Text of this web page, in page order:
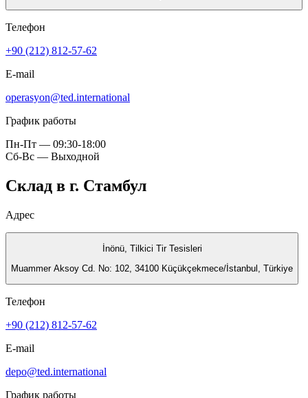
Телефон
+90 (212) 812-57-62
E-mail
operasyon@ted.international
График работы
Пн-Пт — 09:30-18:00
Сб-Вс — Выходной
Склад в г. Стамбул
Адрес
İnönü, Tilkici Tir Tesisleri
Muammer Aksoy Cd. No: 102, 34100 Küçükçekmece/İstanbul, Türkiye
Телефон
+90 (212) 812-57-62
E-mail
depo@ted.international
График работы